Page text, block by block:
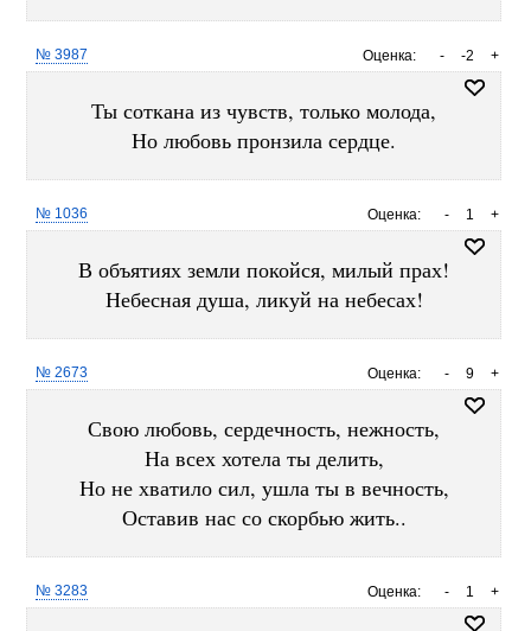
Оценка: +
-2
-
№ 3987
Ты соткана из чувств, только молода,
Но любовь пронзила сердце.
Оценка: +
1
-
№ 1036
В объятиях земли покойся, милый прах!
Небесная душа, ликуй на небесах!
Оценка: +
9
-
№ 2673
Свою любовь, сердечность, нежность,
На всех хотела ты делить,
Но не хватило сил, ушла ты в вечность,
Оставив нас со скорбью жить..
Оценка: +
1
-
№ 3283